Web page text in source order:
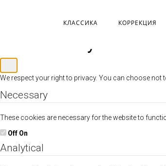
We respect your right to privacy. You can choose
Necessary
These cookies are necessary for the website to
Off On
Analytical
КЛАССИКА КОРРЕКЦИЯ